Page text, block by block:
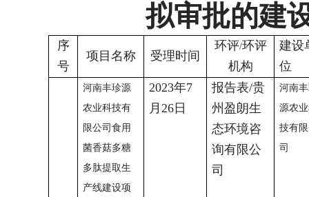
拟审批的建
序
号
项目名称 受理时间
环评/环评
机构
建设
位
河南丰珍源
农业科技有
限公司食用
菌香菇多糖
多肽提取生
产线建设项
2023年7
月 26 日
报告表/贵
州盈朗生
态环境咨
询有限公
司
河南
源农
技有
司